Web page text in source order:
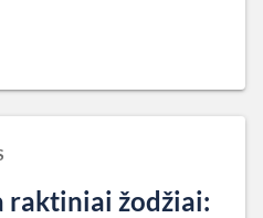
raktiniai žodžiai: